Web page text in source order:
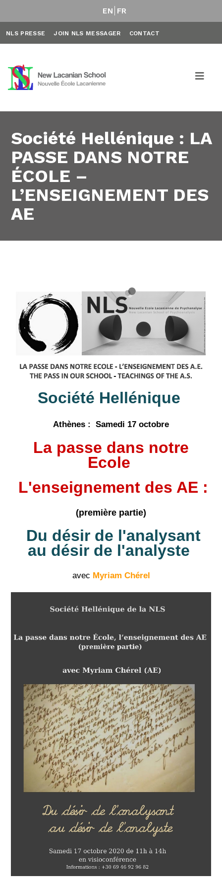
EN FR
NLS PRESSE JOIN NLS MESSAGER CONTACT
Société Hellénique : LA
PASSE DANS NOTRE
ÉCOLE –
L’ENSEIGNEMENT DES
AE
Société Hellénique
Athènes : Samedi 17 octobre
La passe dans notre
Ecole
L'enseignement des AE :
(première partie)
Du désir de l'analysant
au désir de l'analyste
avec Myriam Chérel